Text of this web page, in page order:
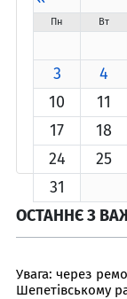
Пн Вт
3
4
10
11
17
18
24
25
31
ОСТАННЄ З
Увага: через
Шепетівському